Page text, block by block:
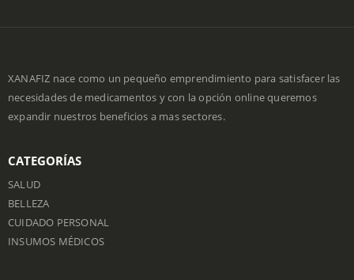
necesidades de medicamentos y con la opción online queremos
SALUD